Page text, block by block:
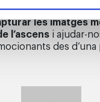
amb el seu
les imatges
l’ascens i ajudar-
des